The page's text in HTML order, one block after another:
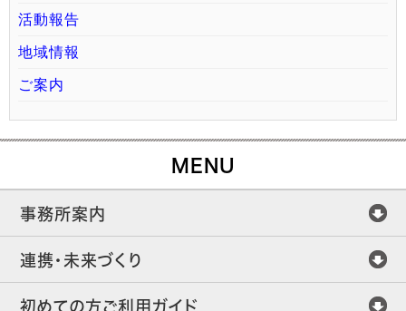
活動報告
地域情報
ご案内
MENU
事務所案内
連携・未来づくり
初めての方ご利用ガイド